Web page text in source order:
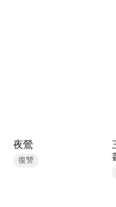
夜鶯
復讐